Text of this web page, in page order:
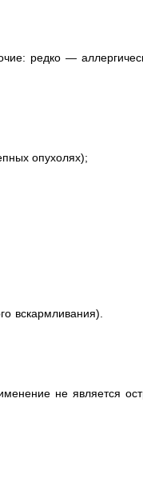
редко —
опухолях);
вскармливания).
не является